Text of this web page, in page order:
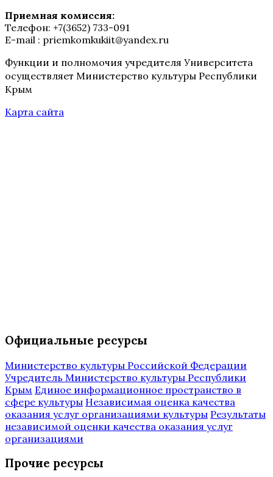
Приемная комиссия:
Телефон: +7(3652) 733-091
E-mail : priemkomkukiit@yandex.ru
Функции и полномочия учредителя Университета
осуществляет Министерство культуры Республики
Крым
Карта сайта
Официальные ресурсы
Министерство культуры Российской Федерации
Учредитель Министерство культуры Республики
Крым Единое информационное пространство в
сфере культуры Независимая оценка качества
оказания услуг организациями культуры Результаты
независимой оценки качества оказания услуг
организациями
Прочие ресурсы